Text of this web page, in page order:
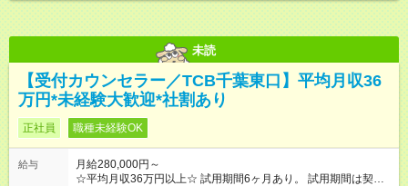
未読
【受付カウンセラー／TCB千葉東口】平均月収36
万円*未経験大歓迎*社割あり
正社員 職種未経験OK
給与
月給280,000円～
☆平均月収36万円以上☆ 試用期間6ヶ月あり。 試用期間は契約